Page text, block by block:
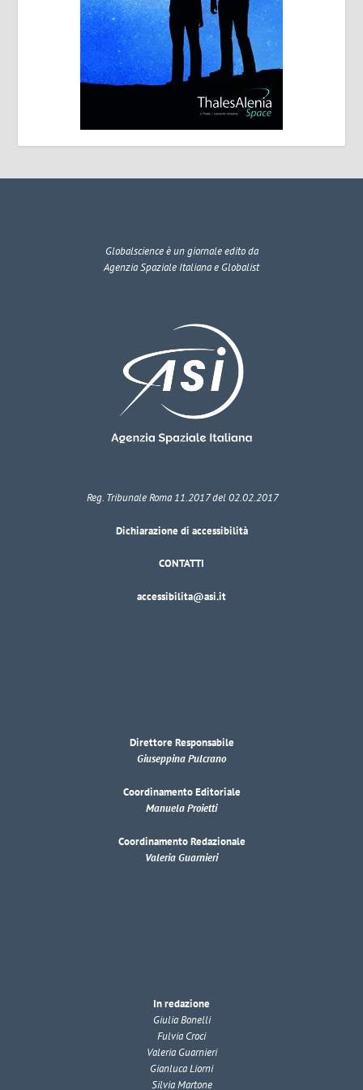
Globalscienceè un giornale edito da
Agenzia Spaziale Italiana e Globalist
Reg. Tribunale Roma 11.2017 del 02.02.2017
Dichiarazione di accessibilità
CONTATTI
accessibilita@asi.it
Direttore Responsabile
Giuseppina Pulcrano
Coordinamento Editoriale
Manuela Proietti
Coordinamento Redazionale
Valeria Guarnieri
In redazione
Giulia Bonelli
Fulvia Croci
Valeria Guarnieri
Gianluca Liorni
Silvia Martone